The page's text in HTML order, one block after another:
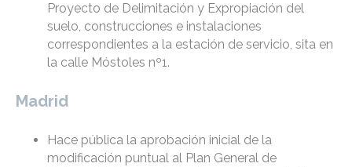
Proyecto de Delimitación y Expropiación del
suelo, construcciones e instalaciones
correspondientes a la estación de servicio, sita en
la calle Móstoles nº1.
Madrid
Hace pública la aprobación inicial de la
modificación puntual al Plan General de